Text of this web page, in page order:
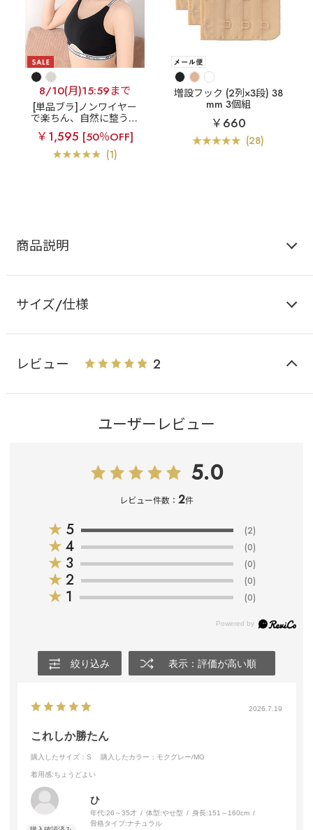
8/10(月)15:59まで
[単品ブラ]ノンワイヤー
で楽ちん、自然に整うバ
ストライン
ノヴァベル
綿混 ノンワイヤー 単品
ブラジャー
￥1,595 [50％OFF]
(1)
増設フック (2列×3段) 38
mm 3個組
￥660
(28)
商品説明
サイズ/仕様
レビュー 2
ユーザーレビュー
5.0
レビュー件数： 2件
★ 5 (2)
★ 4 (0)
★ 3 (0)
★ 2 (0)
★ 1 (0)
絞り込み 表示：評価が高い順
2026.7.19
これしか勝たん
購入したサイズ：S 購入したカラー：モクグレー/MG
着用感:ちょうどよい
ひ
年代:26～35才 体型:やせ型 身長:151～160cm
骨格タイプ:ナチュラル